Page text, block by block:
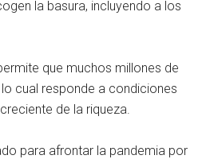
la basura, incluyendo a los
que muchos millones de
cual responde a condiciones
de la riqueza.
para afrontar la pandemia por